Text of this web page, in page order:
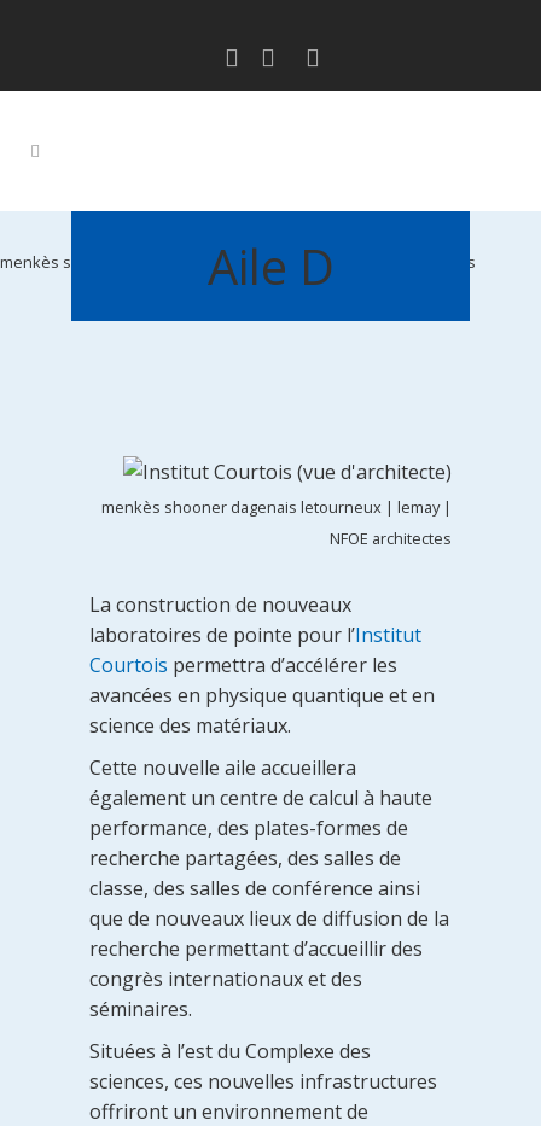
menkès shooner dagenais letourneux | lemay | NFOE architectes
Aile D
menkès shooner dagenais letourneux | lemay |
NFOE architectes
La construction de nouveaux
laboratoires de pointe pour l’Institut
Courtois permettra d’accélérer les
avancées en physique quantique et en
science des matériaux.
Cette nouvelle aile accueillera
également un centre de calcul à haute
performance, des plates-formes de
recherche partagées, des salles de
classe, des salles de conférence ainsi
que de nouveaux lieux de diffusion de la
recherche permettant d’accueillir des
congrès internationaux et des
séminaires.
Situées à l’est du Complexe des
sciences, ces nouvelles infrastructures
offriront un environnement de